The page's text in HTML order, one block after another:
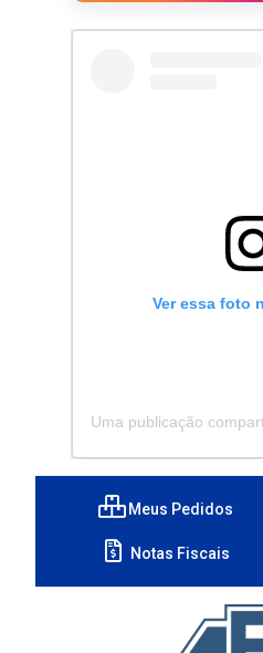
Ver essa foto
Meus Pedidos
Notas Fiscais